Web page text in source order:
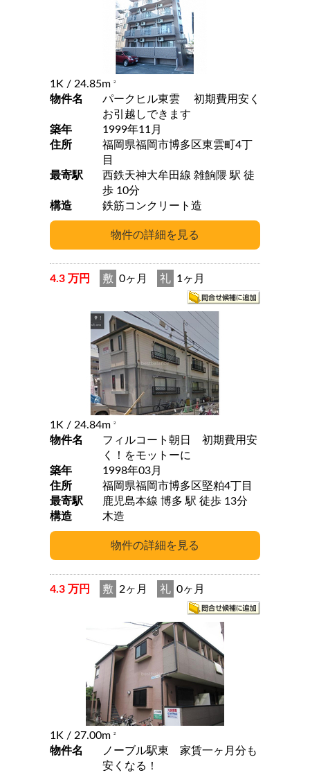
1K / 24.85m 2
物件名
パークヒル東雲 初期費用安く
お引越しできます
築年
1999年11月
住所
福岡県福岡市博多区東雲町4丁
目
最寄駅
西鉄天神大牟田線 雑餉隈 駅 徒
歩 10分
構造
鉄筋コンクリート造
4.3 万円 敷 0ヶ月 礼 1ヶ月
1K / 24.84m 2
物件名
フィルコート朝日 初期費用安
く！をモットーに
築年
1998年03月
住所
福岡県福岡市博多区堅粕4丁目
最寄駅
鹿児島本線 博多 駅 徒歩 13分
構造
木造
4.3 万円 敷 2ヶ月 礼 0ヶ月
1K / 27.00m 2
物件名
ノーブル駅東 家賃一ヶ月分も
安くなる！